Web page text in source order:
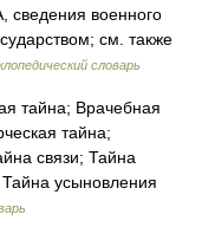
военного
см. также
словарь
тайна; Врачебная
тайна;
связи; Тайна
усыновления